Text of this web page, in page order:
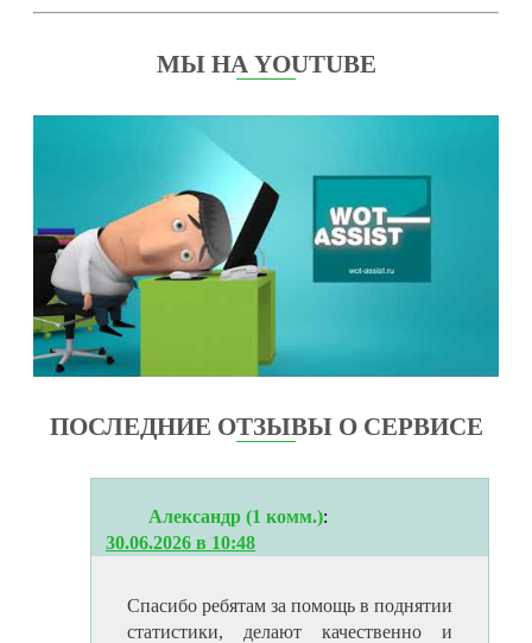
МЫ НА YOUTUBE
ПОСЛЕДНИЕ ОТЗЫВЫ О СЕРВИСЕ
Александр (1 комм.):
30.06.2026 в 10:48
Спасибо ребятам за помощь в поднятии
статистики, делают качественно и